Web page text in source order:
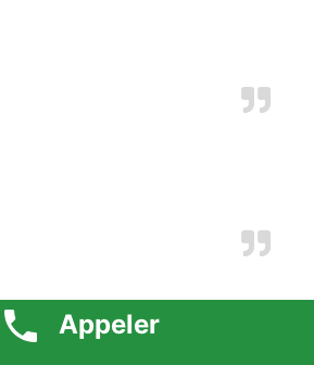
Appeler